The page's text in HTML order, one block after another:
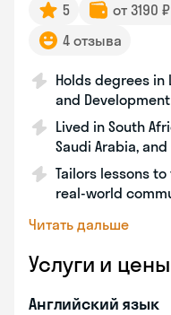
5 от 3190
4 отзыва
Holds degrees in
and
Lived in South
Saudi Arabia,
Tailors lessons
real-world
Читать дальше
Услуги и цены
Английский язык